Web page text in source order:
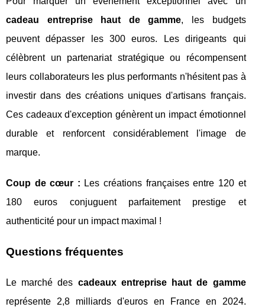
cadeau entreprise haut de gamme, les budgets
peuvent dépasser les 300 euros. Les dirigeants qui
célèbrent un partenariat stratégique ou récompensent
leurs collaborateurs les plus performants n'hésitent pas à
investir dans des créations uniques d'artisans français.
Ces cadeaux d'exception génèrent un impact émotionnel
durable et renforcent considérablement l'image de
marque.
Coup de cœur : Les créations françaises entre 120 et
180 euros conjuguent parfaitement prestige et
authenticité pour un impact maximal !
Questions fréquentes
Le marché des cadeaux entreprise haut de gamme
représente 2,8 milliards d'euros en France en 2024.